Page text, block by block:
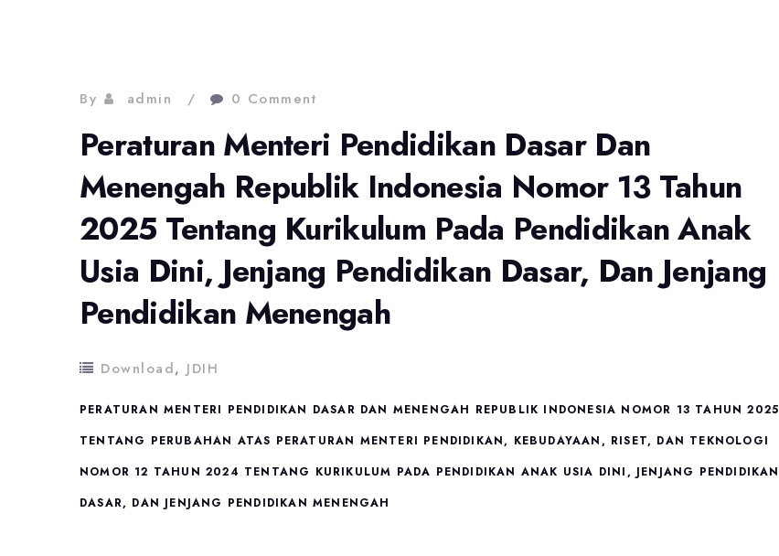
By admin 0 Comment
Peraturan Menteri Pendidikan Dasar Dan
Menengah Republik Indonesia Nomor 13 Tahun
2025 Tentang Kurikulum Pada Pendidikan Anak
Usia Dini, Jenjang Pendidikan Dasar, Dan Jenjang
Pendidikan Menengah
Download, JDIH
PERATURAN MENTERI PENDIDIKAN DASAR DAN MENENGAH REPUBLIK INDONESIA NOMOR 13 TAHUN 2025
TENTANG PERUBAHAN ATAS PERATURAN MENTERI PENDIDIKAN, KEBUDAYAAN, RISET, DAN TEKNOLOGI
NOMOR 12 TAHUN 2024 TENTANG KURIKULUM PADA PENDIDIKAN ANAK USIA DINI, JENJANG PENDIDIKAN
DASAR, DAN JENJANG PENDIDIKAN MENENGAH